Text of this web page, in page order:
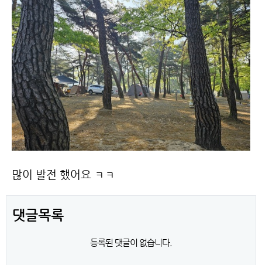
많이 발전 했어요 ㅋㅋ
댓글목록
등록된 댓글이 없습니다.